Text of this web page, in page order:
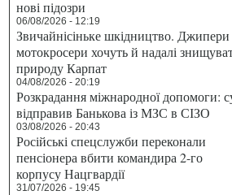
нові підозри
06/08/2026 - 12:19
Звичайнісіньке шкідництво. Джипери
мотокросери хочуть й надалі
природу Карпат
04/08/2026 - 20:19
Розкрадання міжнародної допомоги:
відправив Банькова із МЗС в СІЗО
03/08/2026 - 20:43
Російські спецслужби переконали
пенсіонера вбити командира 2-го
корпусу Нацгвардії
31/07/2026 - 19:45